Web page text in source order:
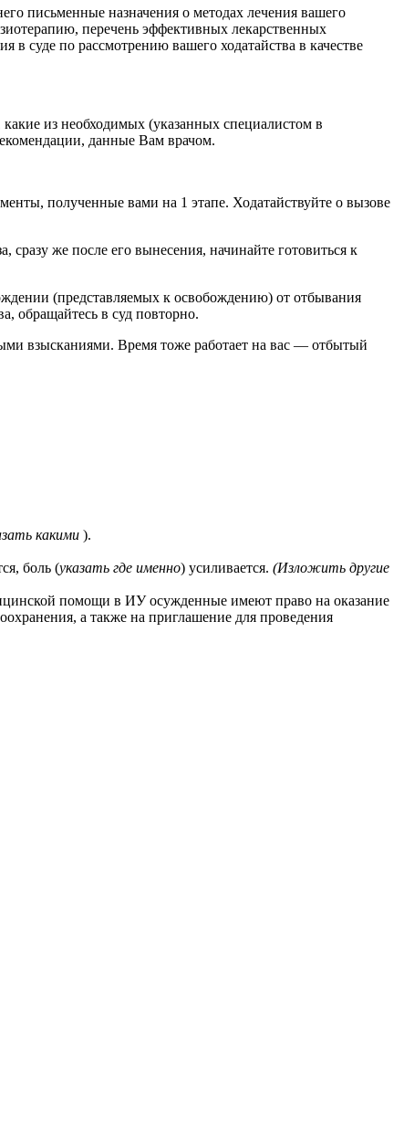
письменные назначения о методах лечения вашего
перечень эффективных лекарственных
суде по рассмотрению вашего ходатайства в качестве
какие из необходимых (указанных специалистом в
данные Вам врачом.
полученные вами на 1 этапе. Ходатайствуйте о вызове
же после его вынесения, начинайте готовиться к
(представляемых к освобождению) от отбывания
обращайтесь в суд повторно.
взысканиями. Время тоже работает на вас — отбытый
какими ).
боль (указать где именно) усиливается. (Изложить другие
помощи в ИУ осужденные имеют право на оказание
а также на приглашение для проведения